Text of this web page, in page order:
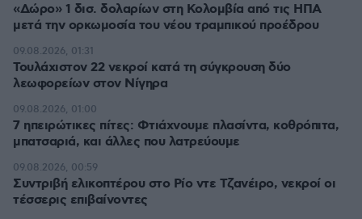
«Δώρο» 1 δισ. δολαρίων στη Κολομβία από τις ΗΠΑ
μετά την ορκωμοσία του νέου τραμπικού προέδρου
Τουλάχιστον 22 νεκροί κατά τη σύγκρουση δύο
λεωφορείων στον Νίγηρα
09.08.2026, 01:31
7 ηπειρώτικες πίτες: Φτιάχνουμε πλασίντα, κοθρόπιτα,
μπατσαριά, και άλλες που λατρεύουμε
09.08.2026, 01:00
Συντριβή ελικοπτέρου στο Ρίο ντε Τζανέιρο, νεκροί οι
τέσσερις επιβαίνοντες
09.08.2026, 00:59